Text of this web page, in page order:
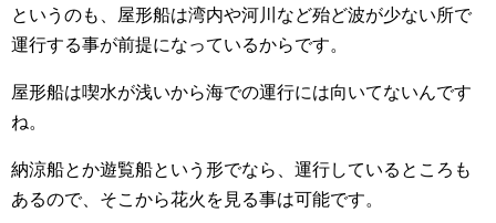
というのも、屋形船は湾内や河川など殆ど波が少ない所で
運行する事が前提になっているからです。
屋形船は喫水が浅いから海での運行には向いてないんです
ね。
納涼船とか遊覧船という形でなら、運行しているところも
あるので、そこから花火を見る事は可能です。